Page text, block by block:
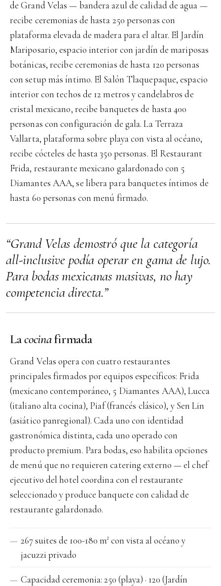
de Grand Velas — bandera azul de calidad de agua —
recibe ceremonias de hasta 250 personas con
plataforma elevada de madera para el altar. El Jardín
Mariposario, espacio interior con jardín de mariposas
botánicas, recibe ceremonias de hasta 120 personas
con setup más íntimo. El Salón Tlaquepaque, espacio
interior con techos de 12 metros y candelabros de
cristal mexicano, recibe banquetes de hasta 400
personas con configuración de gala. La Terraza
Vallarta, plataforma sobre playa con vista al océano,
recibe cócteles de hasta 350 personas. El Restaurant
Frida, restaurante mexicano galardonado con 5
Diamantes AAA, se libera para banquetes íntimos de
hasta 60 personas con menú firmado.
“Grand Velas demostró que la categoría
all-inclusive podía operar en gama de lujo.
Para bodas mexicanas masivas, no hay
competencia directa.”
Lacocinafirmada
Grand Velas opera con cuatro restaurantes
principales firmados por equipos específicos: Frida
(mexicano contemporáneo, 5 Diamantes AAA), Lucca
(italiano alta cocina), Piaf (francés clásico), y Sen Lin
(asiático panregional). Cada uno con identidad
gastronómica distinta, cada uno operado con
producto premium. Para bodas, eso habilita opciones
de menú que no requieren catering externo — el chef
ejecutivo del hotel coordina con el restaurante
seleccionado y produce banquete con calidad de
restaurante galardonado.
267 suites de 100-180 m² con vista al océano y
jacuzzi privado
Capacidad ceremonia: 250 (playa) · 120 (Jardín